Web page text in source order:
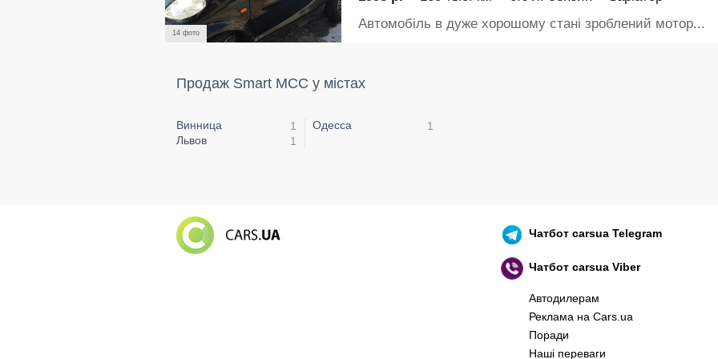
14 фото
Автомобіль в дуже хорошому стані зроблений мотор...
Продаж Smart MCC у містах
Винница
1
Львов
1
Одесса 1
Чатботcarsua Telegram
Чатботcarsua Viber
Автодилерам
Реклама на Cars.ua
Поради
Наші переваги